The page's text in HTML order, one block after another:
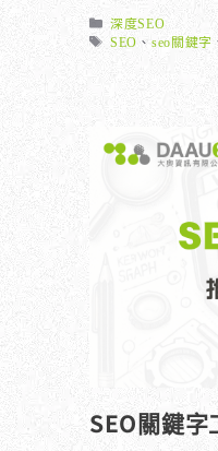
分
類
深度SEO
標
SEO 、 seo關鍵字
SEO關鍵